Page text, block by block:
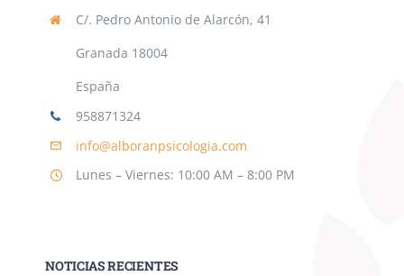
C/. Pedro Antonio de Alarcón, 41
Granada 18004
España
958871324
info@alboranpsicologia.com
Lunes – Viernes: 10:00 AM – 8:00 PM
NOTICIAS RECIENTES